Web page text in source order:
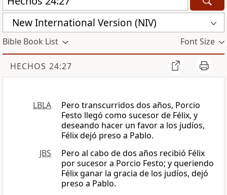
New International Version (NIV)
Bible Book List Font Size
HECHOS 24:27
LBLA
Pero transcurridos dos años, Porcio
Festo llegó como sucesor de Félix, y
deseando hacer un favor a los judíos,
Félix dejó preso a Pablo.
JBS
Pero al cabo de dos años recibió Félix
por sucesor a Porcio Festo; y queriendo
Félix ganar la gracia de los judíos, dejó
preso a Pablo.